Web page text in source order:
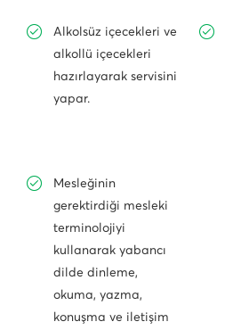
Alkolsüz içecekleri ve
alkollü içecekleri
hazırlayarak servisini
yapar.
Mesleğinin
gerektirdiği mesleki
terminolojiyi
kullanarak yabancı
dilde dinleme,
okuma, yazma,
konuşma ve iletişim